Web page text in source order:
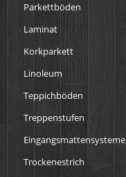
Parkettböden
Laminat
Korkparkett
Linoleum
Teppichböden
Treppenstufen
Eingangsmattensysteme
Trockenestrich